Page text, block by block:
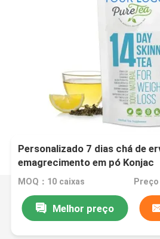
Personalizado 7 dias chá de
emagrecimento em pó Konjac
MOQ：10 caixas
Melhor preço